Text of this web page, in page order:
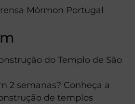
Mórmon Portugal
do Templo de São
2 semanas? Conheça a
de templos